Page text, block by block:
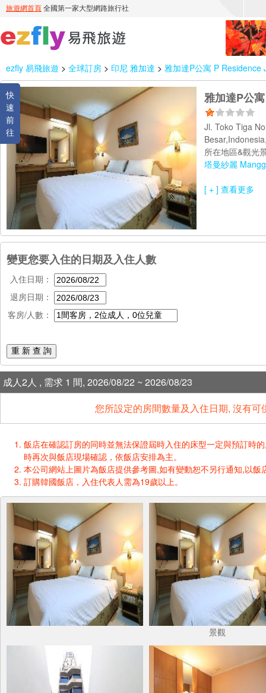
ezfly 易飛旅遊 > 全球訂房 > 印尼 雅加達 > 雅加達P公寓 P Residence
快
速
前
往
雅加達P公
Jl. Toko Tiga
所在地區&觀光
塔曼紗麗
[ + ] 查看更多
變更您要入住的日期及入住人數
入住日期：
退房日期：
客房/人數：
重 新 查 詢
成人2人 , 需求 1 間, 2026/08/22 ~ 2026/08/23
您所設定的房間數量及入住日期, 沒有
飯店在確認訂房的同時並無法保證屆時入住的床型一定與預訂時
時再次與飯店現場確認，依飯店安排為主。
本公司網站上圖片為飯店提供參考圖,如有變動恕不另行通知,以飯
訂購韓國飯店，入住代表人需為19歲以上。
景觀